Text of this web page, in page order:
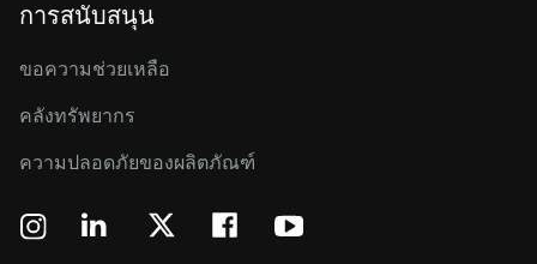
การสนับสนุน
ขอความช่วยเหลือ
คลังทรัพยากร
ความปลอดภัยของผลิตภัณฑ์